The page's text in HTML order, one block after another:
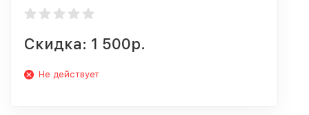
Скидка: 1 500р.
Не действует